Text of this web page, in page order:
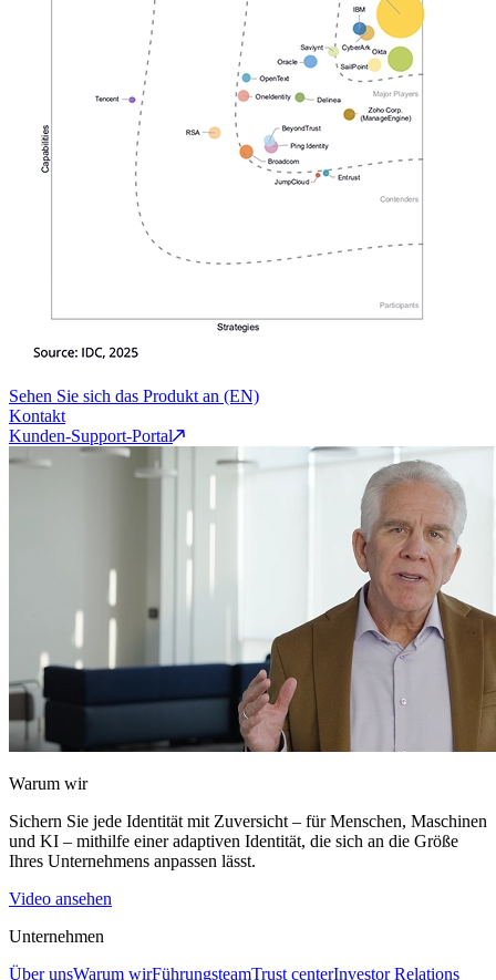
Sehen Sie sich das Produkt an (EN)
Kontakt
Kunden-Support-Portal
Warum wir
Sichern Sie jede Identität mit Zuversicht – für Menschen, Maschinen
und KI – mithilfe einer adaptiven Identität, die sich an die Größe
Ihres Unternehmens anpassen lässt.
Video ansehen
Unternehmen
Über unsWarum wirFührungsteamTrust centerInvestor Relations